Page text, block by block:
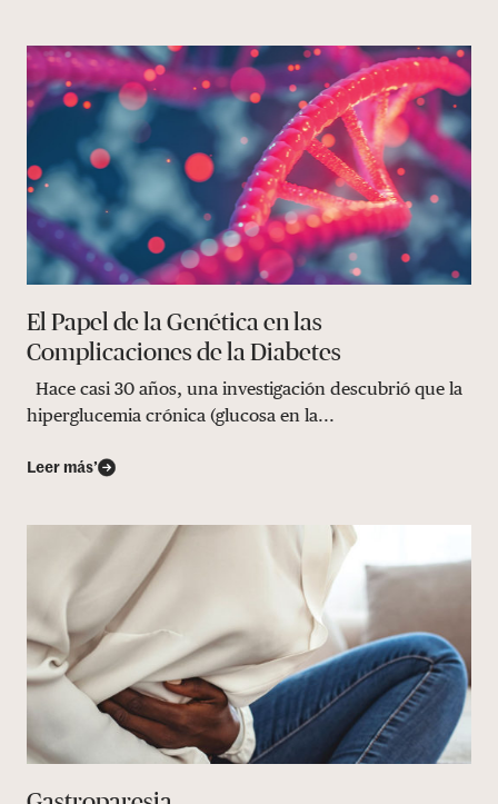
El Papel de la Genética en las
Complicaciones de la Diabetes
Hace casi 30 años, una investigación descubrió que la
hiperglucemia crónica (glucosa en la...
Leer más’